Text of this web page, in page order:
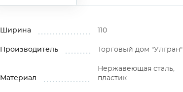
Ширина 110
Производитель Торговый дом "Улгран"
Материал
Нержавеющая сталь,
пластик